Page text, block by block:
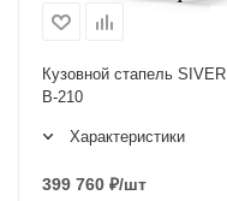
Кузовной стапель SIVER
B-210
Характеристики
399 760 ₽/шт